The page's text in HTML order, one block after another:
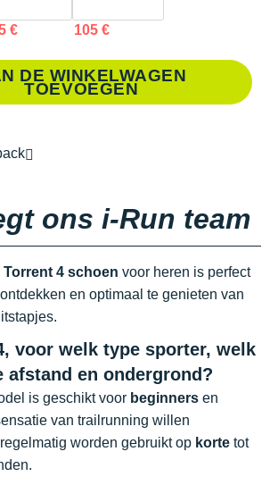
€ 105 €
DE WINKELWAGEN
TOEVOEGEN
ons i-Run team
Torrent 4 schoen voor heren is perfect
en optimaal te genieten van
voor welk type sporter, welk
afstand en ondergrond?
is geschikt voor beginners en
van trailrunning willen
worden gebruikt op korte tot